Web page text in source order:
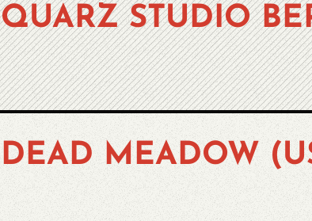
QUARZ STUDIO
DEAD MEADOW